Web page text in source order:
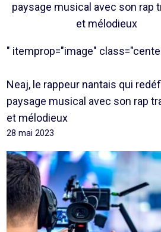
paysage musical avec son rap
et mélodieux
" itemprop="image"
Neaj, le rappeur nantais qui
paysage musical avec son rap
et mélodieux
28 mai 2023